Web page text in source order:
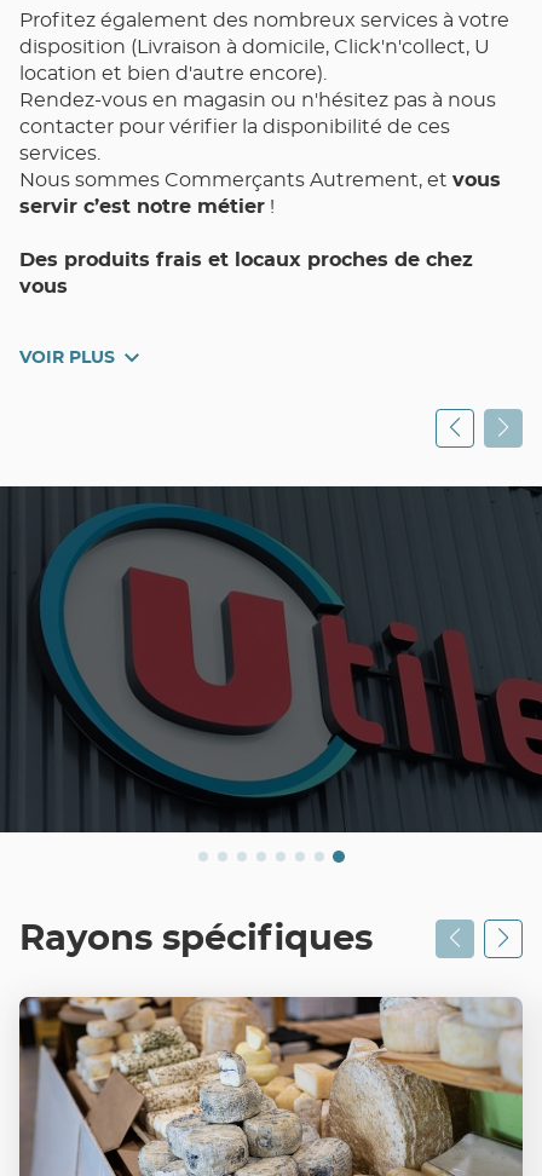
Profitez également des nombreux services à votre
disposition (Livraison à domicile, Click'n'collect, U
location et bien d'autre encore).
Rendez-vous en magasin ou n'hésitez pas à nous
contacter pour vérifier la disponibilité de ces
services.
Nous sommes Commerçants Autrement, et vous
servir c’est notre métier !
Des produits frais et locaux proches de chez
vous
MARIE et toute son équipe met un point
VOIR PLUS
Rayons spécifiques